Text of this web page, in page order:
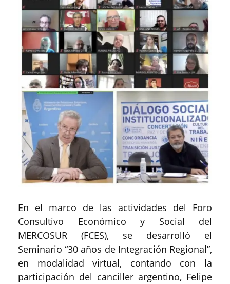
En el marco de las actividades del Foro
Consultivo Económico y Social del
MERCOSUR (FCES), se desarrolló el
Seminario “30 años de Integración Regional”,
en modalidad virtual, contando con la
participación del canciller argentino, Felipe